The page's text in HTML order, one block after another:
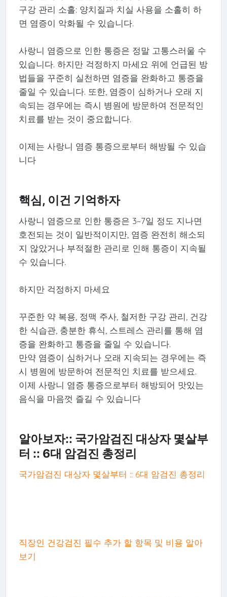
구강 관리 소홀: 양치질과 치실 사용을 소홀히 하
면 염증이 악화될 수 있습니다.
사랑니 염증으로 인한 통증은 정말 고통스러울 수
있습니다. 하지만 걱정하지 마세요 위에 언급된 방
법들을 꾸준히 실천하면 염증을 완화하고 통증을
줄일 수 있습니다. 또한, 염증이 심하거나 오래 지
속되는 경우에는 즉시 병원에 방문하여 전문적인
치료를 받는 것이 중요합니다.
이제는 사랑니 염증 통증으로부터 해방될 수 있습
니다
핵심, 이건 기억하자
사랑니 염증으로 인한 통증은 3~7일 정도 지나면
호전되는 것이 일반적이지만, 염증 완전히 해소되
지 않았거나 부적절한 관리로 인해 통증이 지속될
수 있습니다.
하지만 걱정하지 마세요
꾸준한 약 복용, 정맥 주사, 철저한 구강 관리, 건강
한 식습관, 충분한 휴식, 스트레스 관리를 통해 염
증을 완화하고 통증을 줄일 수 있습니다.
만약 염증이 심하거나 오래 지속되는 경우에는 즉
시 병원에 방문하여 전문적인 치료를 받으세요.
이제 사랑니 염증 통증으로부터 해방되어 맛있는
음식을 마음껏 즐길 수 있습니다
알아보자:: 국가암검진 대상자 몇살부
터 :: 6대 암검진 총정리
국가암검진 대상자 몇살부터 :: 6대 암검진 총정리
직장인 건강검진 필수 추가 할 항목 및 비용 알아
보기